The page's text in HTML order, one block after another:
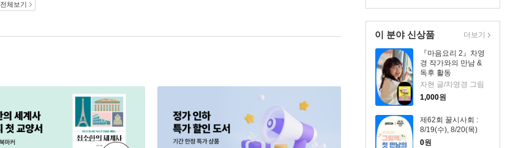
이 분야 신상품
『마음요리 2』차영
경 작가와의 만남 &
독후 활동
자현 글/차영경 그림
1,000원
제62회 꿀시사회 :
8/19(수), 8/20(목)
0원
더보기
전체보기